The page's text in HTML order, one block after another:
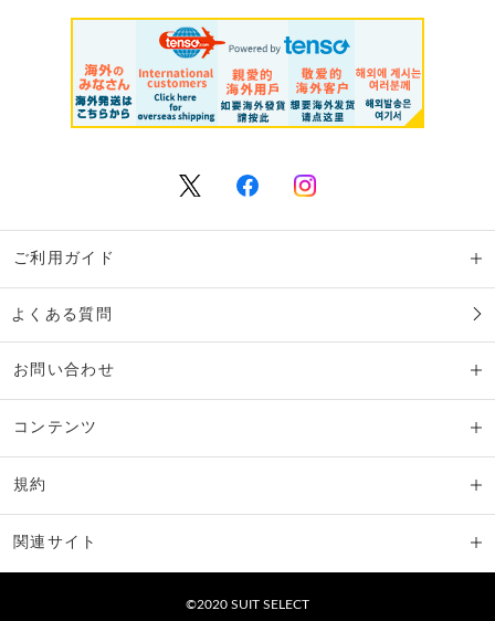
ご利用ガイド
よくある質問
お問い合わせ
コンテンツ
規約
関連サイト
©2020 SUIT SELECT